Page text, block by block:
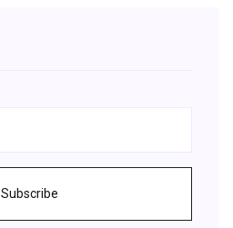
Subscribe